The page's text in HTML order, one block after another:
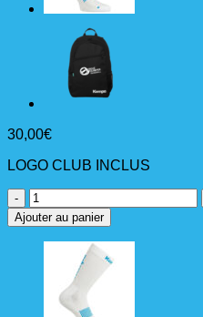
30,00€
LOGO CLUB INCLUS
quantité
de
SAC
DE
KEMPA
SPORTBAG
Ajouter au panier